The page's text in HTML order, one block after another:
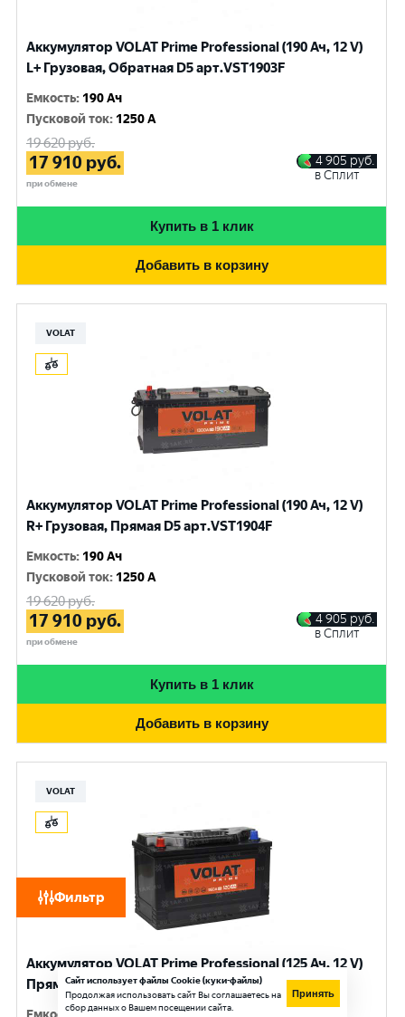
Фильтр
Аккумулятор VOLAT Prime Professional (190 Ач, 12 V)
L+ Грузовая, Обратная D5 арт.VST1903F
Емкость: 190 Ач
Пусковой ток: 1250 A
19 620руб.
17 910 руб.
при обмене
4 905 руб.
в Сплит
Купить в 1 клик
Добавить в корзину
VOLAT
Аккумулятор VOLAT Prime Professional (190 Ач, 12 V)
R+ Грузовая, Прямая D5 арт.VST1904F
Емкость: 190 Ач
Пусковой ток: 1250 A
19 620руб.
17 910 руб.
при обмене
4 905 руб.
в Сплит
Купить в 1 клик
Добавить в корзину
VOLAT
Аккумулятор VOLAT Prime Professional (125 Ач, 12 V)
Прямая, L+ D2 арт.VST1251
Сайт использует файлы Cookie (куки-файлы)
Продолжая использовать сайт Вы соглашаетесь на
сбор данных о Вашем посещении сайта.
Принять